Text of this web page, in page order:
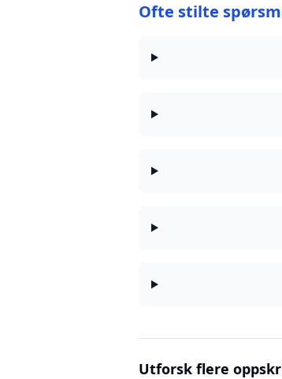
Ofte stilte
Utforsk flere